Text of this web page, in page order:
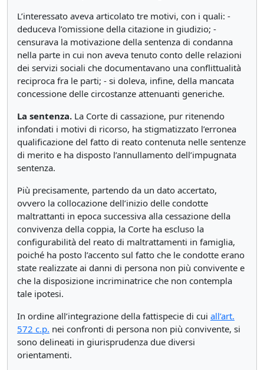
L’interessato aveva articolato tre motivi, con i quali: -
deduceva l’omissione della citazione in giudizio; -
censurava la motivazione della sentenza di condanna
nella parte in cui non aveva tenuto conto delle relazioni
dei servizi sociali che documentavano una conflittualità
reciproca fra le parti; - si doleva, infine, della mancata
concessione delle circostanze attenuanti generiche.
La sentenza. La Corte di cassazione, pur ritenendo
infondati i motivi di ricorso, ha stigmatizzato l’erronea
qualificazione del fatto di reato contenuta nelle sentenze
di merito e ha disposto l’annullamento dell’impugnata
sentenza.
Più precisamente, partendo da un dato accertato,
ovvero la collocazione dell’inizio delle condotte
maltrattanti in epoca successiva alla cessazione della
convivenza della coppia, la Corte ha escluso la
configurabilità del reato di maltrattamenti in famiglia,
poiché ha posto l’accento sul fatto che le condotte erano
state realizzate ai danni di persona non più convivente e
che la disposizione incriminatrice che non contempla
tale ipotesi.
In ordine all’integrazione della fattispecie di cui all’art.
572 c.p. nei confronti di persona non più convivente, si
sono delineati in giurisprudenza due diversi
orientamenti.